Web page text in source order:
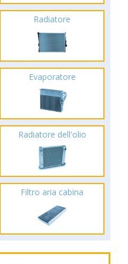
Radiatore
Evaporatore
Radiatore dell'olio
Filtro aria cabina